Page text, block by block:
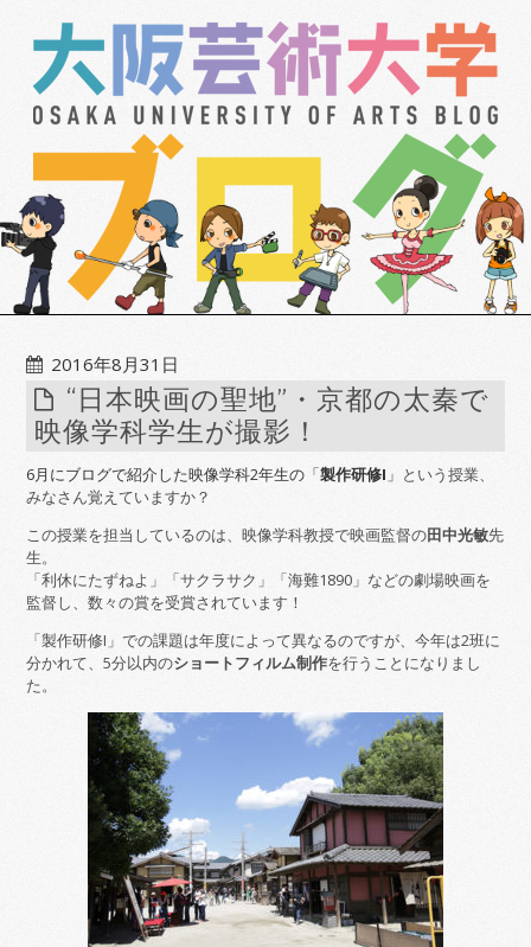
2016年8月31日
“日本映画の聖地”・京都の太秦で
映像学科学生が撮影！
6月にブログで紹介した映像学科2年生の「製作研修I 」 という授業、
みなさん覚えていますか？
この授業を担当しているのは、映像学科教授で映画監督の田中光敏先
生。
「利休にたずねよ」「サクラサク」「海難1890」などの劇場映画を
監督し、数々の賞を受賞されています！
「製作研修I」での課題は年度によって異なるのですが、今年は2班に
分かれて、5分以内のショートフィルム制作を行うことになりまし
た。